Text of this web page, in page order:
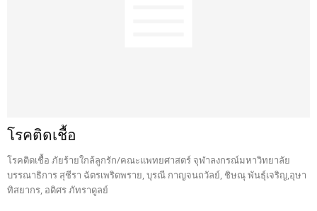
โรคติดเชื้อ
โรคติดเชื้อ ภัยร้ายใกล้ลูกรัก/คณะแพทยศาสตร์ จุฬาลงกรณ์มหาวิทยาลัย
บรรณาธิการ สุชีรา ฉัตรเพริดพราย, บุรณี กาญจนถวัลย์, ชิษณุ พันธุ์เจริญ,อุษา
ทิสยากร, อดิศร ภัทราดูลย์